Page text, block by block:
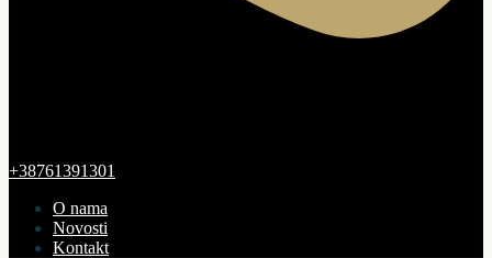
+38761391301
O nama
Novosti
Kontakt